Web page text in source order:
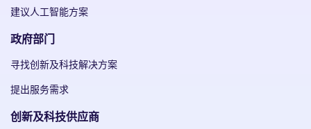
建议人工智能方案
政府部门
寻找创新及科技解决方案
提出服务需求
创新及科技供应商